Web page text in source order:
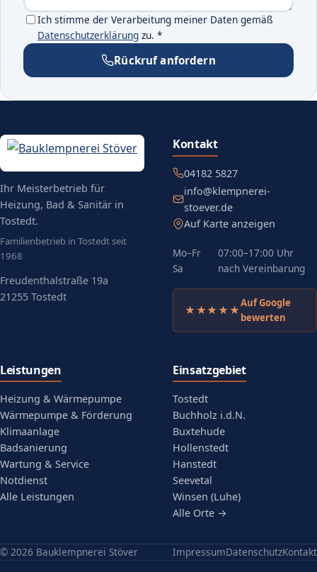
Ich stimme der Verarbeitung meiner Daten gemäß
Datenschutzerklärung(öffnet in neuem Tab)
zu. *
Rückruf anfordern
Ihr Meisterbetrieb für
Heizung, Bad & Sanitär in
Tostedt.
Familienbetrieb in Tostedt seit
1968
Freudenthalstraße 19a
21255 Tostedt
Kontakt
04182 5827
info@klempnerei-
stoever.de
Auf Karte anzeigen
(öffnet in neuem Tab)
Mo–Fr
07:00–17:00 Uhr
Sa
nach Vereinbarung
★★★★★
Auf Google
bewerten
(öffnet in neuem Tab)
Leistungen
Heizung & Wärmepumpe
Wärmepumpe & Förderung
Klimaanlage
Badsanierung
Wartung & Service
Notdienst
Alle Leistungen
Einsatzgebiet
Tostedt
Buchholz i.d.N.
Buxtehude
Hollenstedt
Hanstedt
Seevetal
Winsen (Luhe)
Alle Orte →
© 2026 Bauklempnerei Stöver ImpressumDatenschutzKontakt